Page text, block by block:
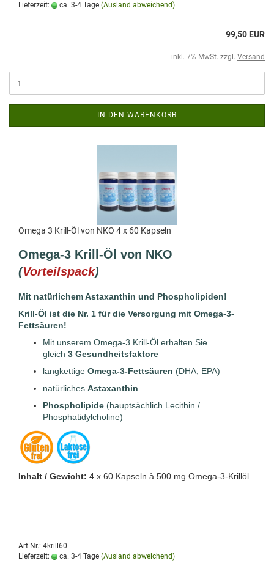
Lieferzeit:
ca. 3-4 Tage (Ausland abweichend)
99,50 EUR
inkl. 7% MwSt. zzgl. Versand
IN DEN WARENKORB
Omega 3 Krill-Öl von NKO 4 x 60 Kapseln
Omega-3 Krill-Öl von NKO
(Vorteilspack)
Mit natürlichem Astaxanthin und Phospholipiden!
Krill-Öl ist die Nr. 1 für die Versorgung mit Omega-3-
Fettsäuren!
Mit unserem Omega-3 Krill-Öl erhalten Sie
gleich 3 Gesundheitsfaktore
langkettige Omega-3-Fettsäuren (DHA, EPA)
natürliches Astaxanthin
Phospholipide (hauptsächlich Lecithin /
Phosphatidylcholine)
Inhalt / Gewicht: 4 x 60 Kapseln à 500 mg Omega-3-Krillöl
Art.Nr.: 4krill60
Lieferzeit:
ca. 3-4 Tage (Ausland abweichend)